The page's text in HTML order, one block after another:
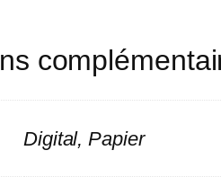
Digital, Papier